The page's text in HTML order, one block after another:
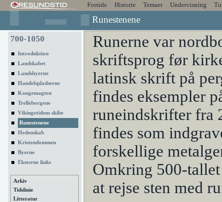
Forside Historie Temaer Undervisning
Runestenene
700-1050
Introduktion
Landskabet
Landsbyerne
Handelspladserne
Kongemagten
Trelleborgene
Vikingetidens skibe
Runestenene
Hedenskab
Kristendommen
Byerne
Eksterne links
Arkiv
Tidslinie
Litteratur
Runerne var
skriftsprog før
latinsk skrift på
findes eksempler
runeindskrifter fra
findes som
forskellige
Omkring 500-
at rejse sten med